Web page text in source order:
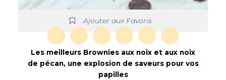
Ajouter aux Favoris
B C D G N N
Les meilleurs Brownies aux noix et aux noix
de pécan, une explosion de saveurs pour vos
papilles